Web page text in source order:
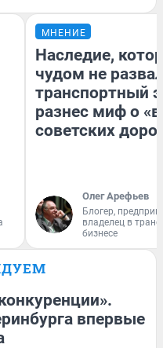
МНЕНИЕ
Наследие,
чудом не
транспортный
разнес миф о
советских
Олег Арефьев
Блогер,
владелец в
бизнесе
впервые